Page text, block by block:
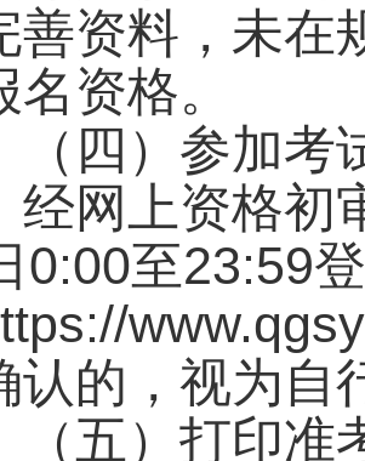
善资料，未在
名资格。
）参加考
上资格初审
0:00至23:59
认的，视为自
）打印准